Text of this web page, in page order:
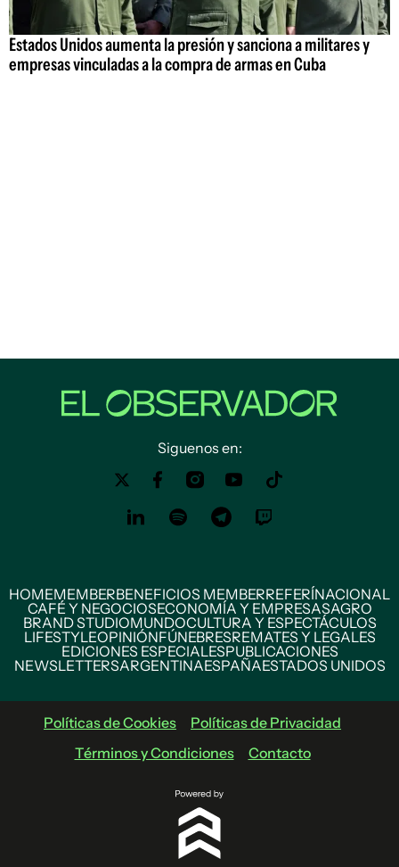
Estados Unidos aumenta la presión y sanciona a militares y
empresas vinculadas a la compra de armas en Cuba
Siguenos en:
HOMEMEMBERBENEFICIOS MEMBERREFERÍNACIONAL
CAFÉ Y NEGOCIOSECONOMÍA Y EMPRESASAGRO
BRAND STUDIOMUNDOCULTURA Y ESPECTÁCULOS
LIFESTYLEOPINIÓNFÚNEBRESREMATES Y LEGALES
EDICIONES ESPECIALESPUBLICACIONES
NEWSLETTERSARGENTINAESPAÑAESTADOS UNIDOS
Políticas de Cookies
Políticas de Privacidad
Términos y Condiciones
Contacto